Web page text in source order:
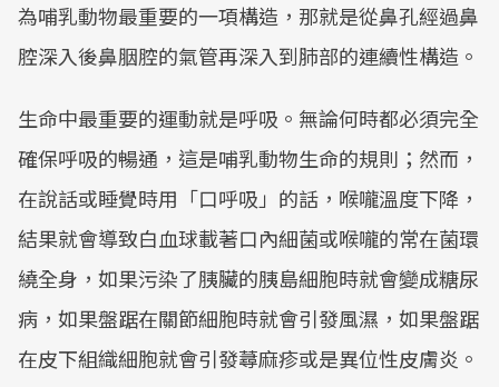
為哺乳動物最重要的一項構造，那就是從鼻孔經過鼻
腔深入後鼻胭腔的氣管再深入到肺部的連續性構造。
生命中最重要的運動就是呼吸。無論何時都必須完全
確保呼吸的暢通，這是哺乳動物生命的規則；然而，
在說話或睡覺時用「口呼吸」的話，喉嚨溫度下降，
結果就會導致白血球載著口內細菌或喉嚨的常在菌環
繞全身，如果污染了胰臟的胰島細胞時就會變成糖尿
病，如果盤踞在關節細胞時就會引發風濕，如果盤踞
在皮下組織細胞就會引發蕁麻疹或是異位性皮膚炎。